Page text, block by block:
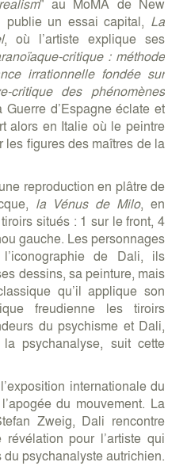
" au MoMA de New
un essai capital, La
, où l’artiste explique ses
critique : méthode
irrationnelle fondée sur
critique des phénomènes
d’Espagne éclate et
alors en Italie où le peintre
les figures des maîtres de la
reproduction en plâtre de
la Vénus de Milo, en
situés : 1 sur le front, 4
gauche. Les personnages
de Dali, ils
dessins, sa peinture, mais
qu’il applique son
freudienne les tiroirs
du psychisme et Dali,
psychanalyse, suit cette
internationale du
du mouvement. La
Zweig, Dali rencontre
pour l’artiste qui
psychanalyste autrichien.